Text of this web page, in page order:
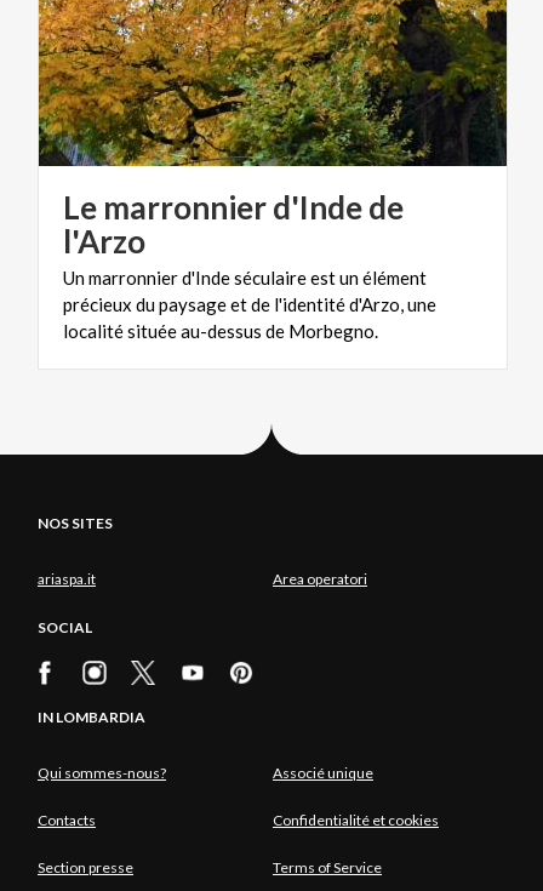
Le marronnier d'Inde de
l'Arzo
Un marronnier d'Inde séculaire est un élément
précieux du paysage et de l'identité d'Arzo, une
localité située au-dessus de Morbegno.
NOS SITES
ariaspa.it Area operatori
SOCIAL
IN LOMBARDIA
Qui sommes-nous? Associé unique
Contacts Confidentialité et cookies
Section presse Terms of Service